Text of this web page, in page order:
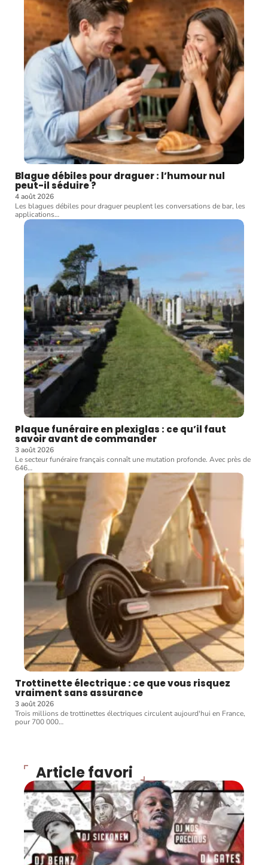
Blague débiles pour draguer : l’humour nul
peut-il séduire ?
4 août 2026
Les blagues débiles pour draguer peuplent les conversations de bar, les
applications…
Plaque funéraire en plexiglas : ce qu’il faut
savoir avant de commander
3 août 2026
Le secteur funéraire français connaît une mutation profonde. Avec près de
646…
Trottinette électrique : ce que vous risquez
vraiment sans assurance
3 août 2026
Trois millions de trottinettes électriques circulent aujourd'hui en France,
pour 700 000…
Article favori